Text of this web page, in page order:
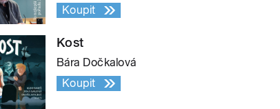
Koupit
Kost
Bára Dočkalová
Koupit